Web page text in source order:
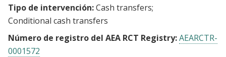
Tipo de intervención:Cash transfers
Conditional cash transfers
Número de registro del AEA RCT Registry:AEARCTR-
0001572